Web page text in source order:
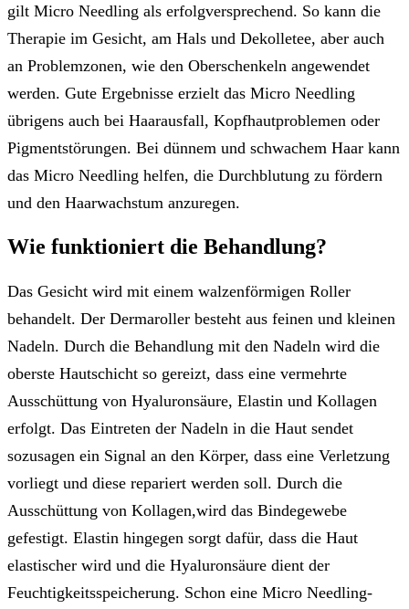
gilt Micro Needling als erfolgversprechend. So kann die
Therapie im Gesicht, am Hals und Dekolletee, aber auch
an Problemzonen, wie den Oberschenkeln angewendet
werden. Gute Ergebnisse erzielt das Micro Needling
übrigens auch bei Haarausfall, Kopfhautproblemen oder
Pigmentstörungen. Bei dünnem und schwachem Haar kann
das Micro Needling helfen, die Durchblutung zu fördern
und den Haarwachstum anzuregen.
Wie funktioniert die Behandlung?
Das Gesicht wird mit einem walzenförmigen Roller
behandelt. Der Dermaroller besteht aus feinen und kleinen
Nadeln. Durch die Behandlung mit den Nadeln wird die
oberste Hautschicht so gereizt, dass eine vermehrte
Ausschüttung von Hyaluronsäure, Elastin und Kollagen
erfolgt. Das Eintreten der Nadeln in die Haut sendet
sozusagen ein Signal an den Körper, dass eine Verletzung
vorliegt und diese repariert werden soll. Durch die
Ausschüttung von Kollagen,wird das Bindegewebe
gefestigt. Elastin hingegen sorgt dafür, dass die Haut
elastischer wird und die Hyaluronsäure dient der
Feuchtigkeitsspeicherung. Schon eine Micro Needling-